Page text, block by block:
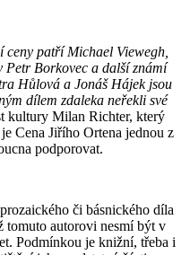
ceny patří Michael Viewegh,
Petr Borkovec a další známí
Hůlová a Jonáš Hájek jsou
dílem zdaleka neřekli své
kultury Milan Richter, který
Cena Jiřího Ortena jednou z
podporovat.
či básnického díla
tomuto autorovi nesmí být v
Podmínkou je knižní, třeba i